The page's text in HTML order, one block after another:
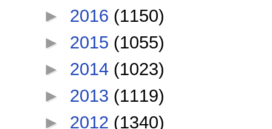
► 2016 (1150)
► 2015 (1055)
► 2014 (1023)
► 2013 (1119)
► 2012 (1340)